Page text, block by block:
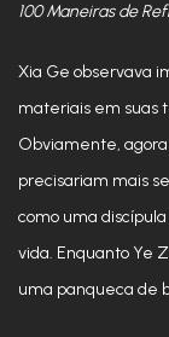
100 Maneiras de
Xia Ge observava
materiais em suas
Obviamente,
precisariam mais
como uma
vida. Enquanto Ye
uma panqueca de